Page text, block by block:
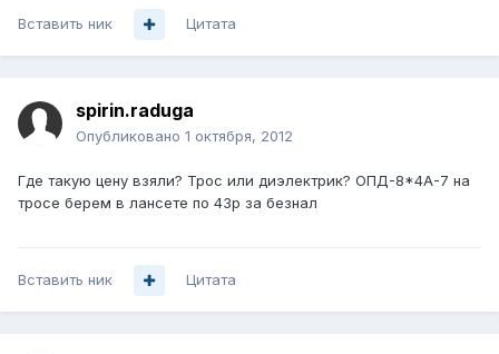
Вставить ник Цитата
spirin.raduga
Опубликовано 1 октября, 2012
Где такую цену взяли? Трос или диэлектрик? ОПД-8*4А-7 на
тросе берем в лансете по 43р за безнал
Вставить ник Цитата